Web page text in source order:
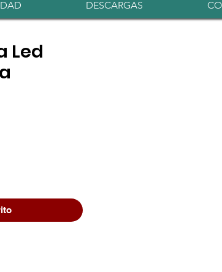
Iniciar sesiónDESCARGAS
Led